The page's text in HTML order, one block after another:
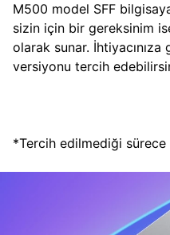
M500 model SFF
sizin için bir gereksinim
olarak sunar.
versiyonu tercih
*Tercih edilmediği